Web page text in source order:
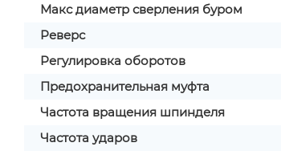
Макс диаметр сверления буром
Реверс
Регулировка оборотов
Предохранительная муфта
Частота вращения шпинделя
Частота ударов